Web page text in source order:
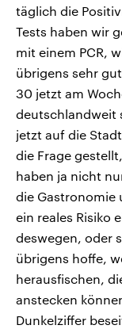
täglich die
Tests haben wir
mit einem PCR,
übrigens sehr
30 jetzt am
deutschlandweit
jetzt auf die
die Frage
haben ja nicht
die Gastronomie
ein reales Risiko
deswegen, oder
übrigens hoffe,
herausfischen,
anstecken
Dunkelziffer